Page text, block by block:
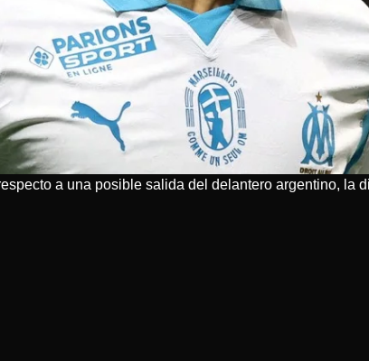
a una posible salida del delantero argentino, la